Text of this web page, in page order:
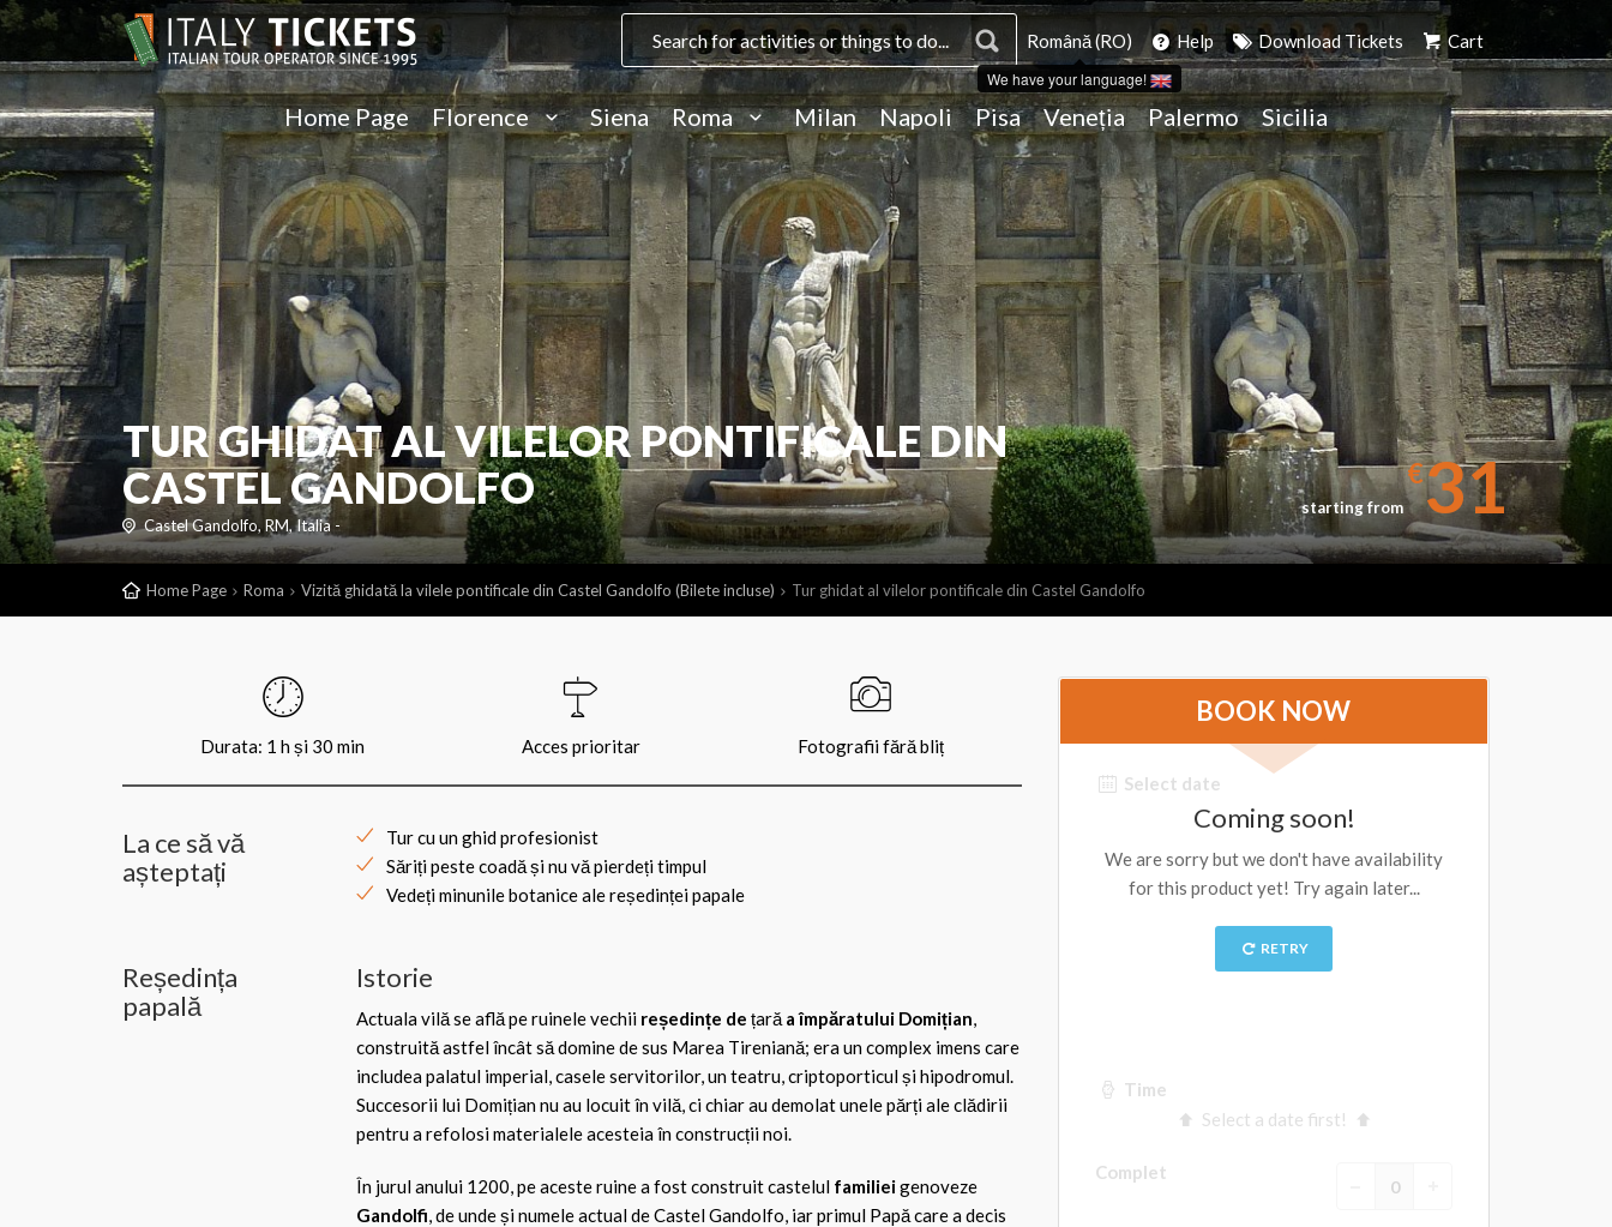
Română (RO)
We have your language!
Help Download Tickets Cart
Home Page Florence Siena Roma Milan Napoli Pisa Veneția Palermo Sicilia
TUR GHIDAT AL VILELOR PONTIFICALE DIN
CASTEL GANDOLFO
Castel Gandolfo, RM, Italia -
starting from
€31
Home Page Roma Vizită ghidată la vilele pontificale din Castel Gandolfo (Bilete incluse) Tur ghidat al vilelor pontificale din Castel Gandolfo
Durata: 1 h și 30 min Acces prioritar Fotografii fără bliț
La ce să vă
așteptați
Tur cu un ghid profesionist
Săriți peste coadă și nu vă pierdeți timpul
Vedeți minunile botanice ale reședinței papale
Reședința
papală
Istorie
Actuala vilă se află pe ruinele vechii reședințe de țară a împăratului Domițian,
construită astfel încât să domine de sus Marea Tireniană; era un complex imens care
includea palatul imperial, casele servitorilor, un teatru, criptoporticul și hipodromul.
Succesorii lui Domițian nu au locuit în vilă, ci chiar au demolat unele părți ale clădirii
pentru a refolosi materialele acesteia în construcții noi.
În jurul anului 1200, pe aceste ruine a fost construit castelul familieigenoveze
Gandolfi, de unde și numele actual de Castel Gandolfo, iar primul Papă care a decis
BOOK NOW
Select date
Time
Select a date first!
Complet
Coming soon!
We are sorry but we don't have availability
for this product yet! Try again later...
RETRY